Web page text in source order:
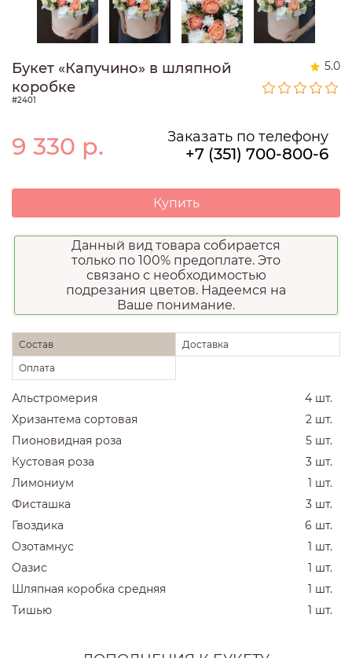
Букет «Капучино» в шляпной
коробке
5.0
#2401
9 330 р. Заказать по телефону
+7 (351) 700-800-6
Купить
Данный вид товара собирается
только по 100% предоплате. Это
связано с необходимостью
подрезания цветов. Надеемся на
Ваше понимание.
Состав
Доставка
Оплата
Альстромерия
4 шт.
Хризантема сортовая
2 шт.
Пионовидная роза
5 шт.
Кустовая роза
3 шт.
Лимониум
1 шт.
Фисташка
3 шт.
Гвоздика
6 шт.
Озотамнус
1 шт.
Оазис
1 шт.
Шляпная коробка средняя
1 шт.
Тишью
1 шт.